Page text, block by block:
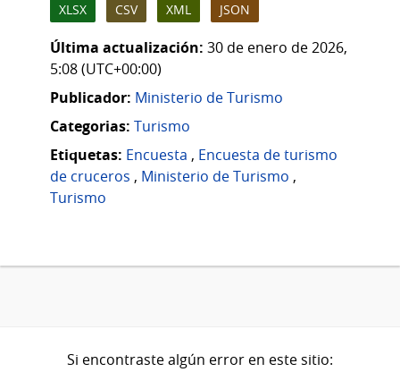
XLSX CSV XML JSON
Última actualización: 30 de enero de 2026,
5:08 (UTC+00:00)
Publicador: Ministerio de Turismo
Categorias: Turismo
Etiquetas: Encuesta , Encuesta de turismo
de cruceros , Ministerio de Turismo ,
Turismo
Si encontraste algún error en este sitio: